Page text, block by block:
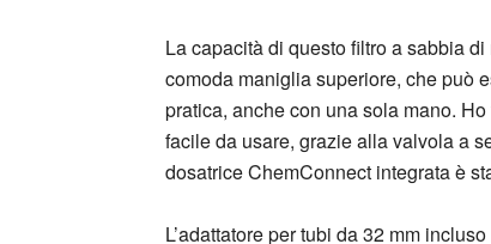
La capacità di questo filtro a sabbia
comoda maniglia superiore, che può
pratica, anche con una sola mano.
facile da usare, grazie alla valvola a
dosatrice ChemConnect integrata è
L’adattatore per tubi da 32 mm